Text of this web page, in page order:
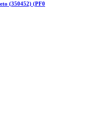
(350452) (PF0